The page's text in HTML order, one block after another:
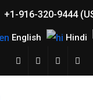
+1-916-320-9444
English Hindi